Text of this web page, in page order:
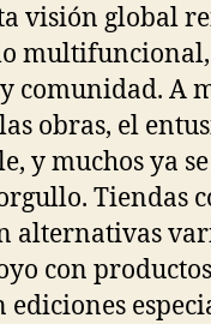
visión global
comunidad. A
obras, el
y muchos ya
Tiendas
alternativas
con
ediciones